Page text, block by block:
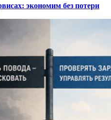
экономим без потери